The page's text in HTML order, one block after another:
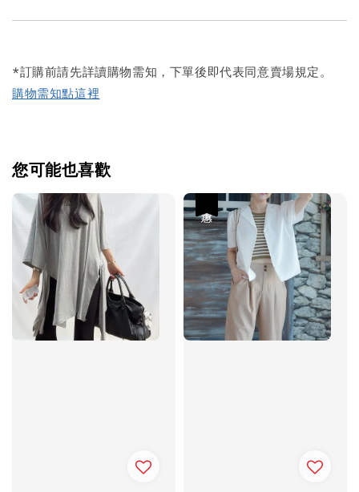
*訂購前請先詳讀購物需知，下單後即代表同意賣場規定。
購物需知點這裡
您可能也喜歡